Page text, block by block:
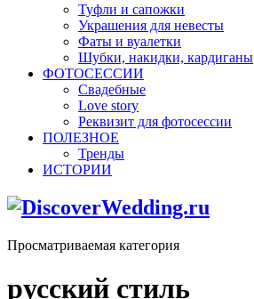
Туфли и сапожки
Украшения для невесты
Фаты и вуалетки
Шубки, накидки, кардиганы
ФОТОСЕССИИ
Свадебные
Love story
Реквизит для фотосессии
ПОЛЕЗНОЕ
Тренды
ИСТОРИИ
Просматриваемая категория
русский стиль